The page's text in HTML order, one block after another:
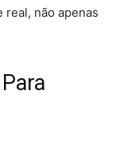
não apenas